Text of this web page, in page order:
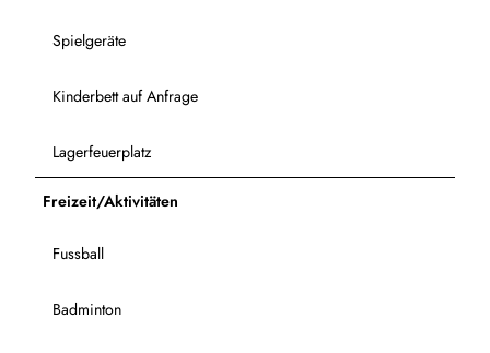
Spielgeräte
Kinderbett auf Anfrage
Lagerfeuerplatz
Freizeit/Aktivitäten
Fussball
Badminton